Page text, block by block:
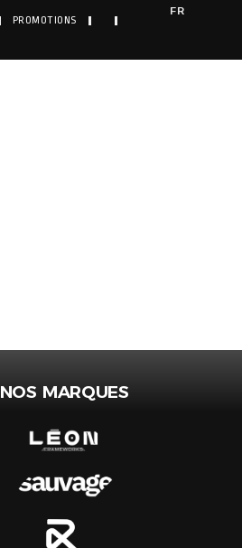
PROMOTIONS
FR
NOS MARQUES